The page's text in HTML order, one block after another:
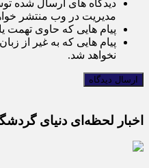
دیدگاه های ارسال شده
مدیریت در وب منتشر
پیام هایی که حاوی تهمت
پیام هایی که به غیر از
نخواهد شد.
اخبار لحظه‌ای دنیای